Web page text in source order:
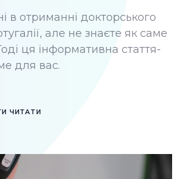
в отриманні докторського
але не знаєте як саме
ця інформативна стаття-
для вас.
ЧИТАТИ